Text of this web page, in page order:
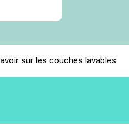
sur les couches lavables